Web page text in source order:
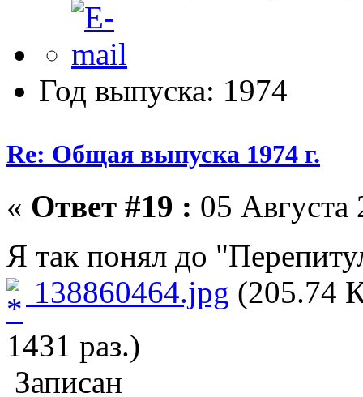
Год выпуска: 1974
Re: Общая выпуска 1974 г.
« Ответ #19 : 05 Августа
Я так понял до
138860464.jpg (205.74
1431 раз.)
Записан